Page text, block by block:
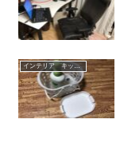
インテリア キッチン用品